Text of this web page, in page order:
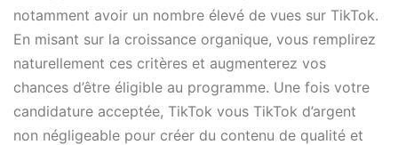
notamment avoir un nombre élevé de vues sur TikTok.
En misant sur la croissance organique, vous remplirez
naturellement ces critères et augmenterez vos
chances d’être éligible au programme. Une fois votre
candidature acceptée, TikTok vous TikTok d’argent
non négligeable pour créer du contenu de qualité et